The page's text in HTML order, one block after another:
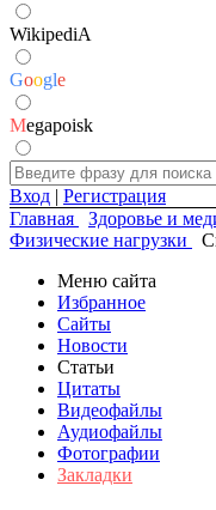
WikipediA
Google
Megapoisk
Вход | Регистрация
Главная
Здоровье и
Физические нагрузки
Меню сайта
Избранное
Сайты
Новости
Статьи
Цитаты
Видеофайлы
Аудиофайлы
Фотографии
Закладки